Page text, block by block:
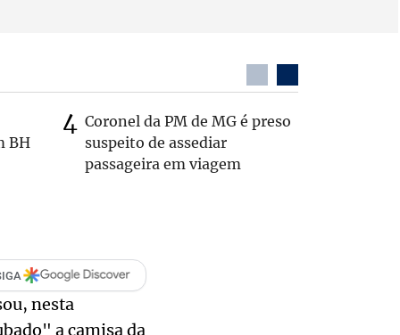
BH
Coronel da PM de MG é preso
suspeito de assediar
passageira em viagem
nesta
a camisa da